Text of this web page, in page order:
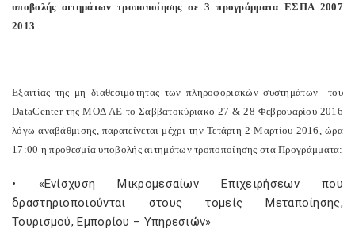
υποβολής αιτημάτων τροποποίησης σε 3 προγράμματα ΕΣΠΑ 2007
2013
Εξαιτίας της μη διαθεσιμότητας των πληροφοριακών συστημάτων
του
DataCenterτης ΜΟΔAE το Σαββατοκύριακο 27 & 28 Φεβρουαρίου 2016
λόγω αναβάθμισης, παρατείνεται μέχρι την Τετάρτη 2 Μαρτίου 2016, ώρα
17:00 η προθεσμία υποβολής αιτημάτων τροποποίησης στα Προγράμματα:
• «Ενίσχυση Μικρομεσαίων Επιχειρήσεων που
δραστηριοποιούνται στους τομείς Μεταποίησης,
Τουρισμού, Εμπορίου – Υπηρεσιών»